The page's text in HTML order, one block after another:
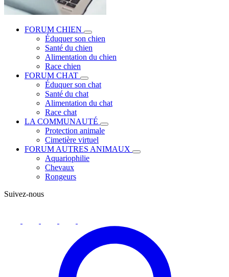
FORUM CHIEN
Éduquer son chien
Santé du chien
Alimentation du chien
Race chien
FORUM CHAT
Éduquer son chat
Santé du chat
Alimentation du chat
Race chat
LA COMMUNAUTÉ
Protection animale
Cimetière virtuel
FORUM AUTRES ANIMAUX
Aquariophilie
Chevaux
Rongeurs
Suivez-nous